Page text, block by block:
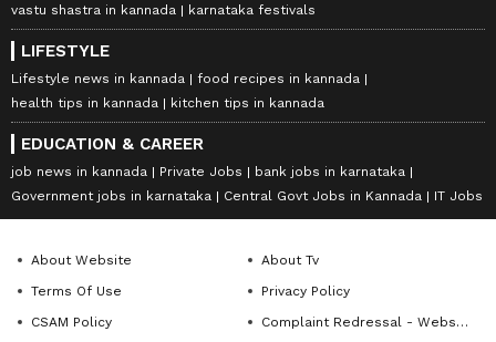
vastu shastra in kannada
karnataka festivals
LIFESTYLE
Lifestyle news in kannada
food recipes in kannada
health tips in kannada
kitchen tips in kannada
EDUCATION & CAREER
job news in kannada Private Jobs
bank jobs in karnataka
Government jobs in karnataka
Central Govt Jobs in Kannada IT Jobs
About Website
About Tv
Terms Of Use
Privacy Policy
CSAM Policy
Complaint Redressal - Website